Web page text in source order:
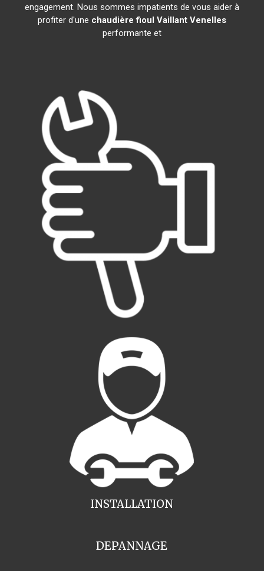
engagement. Nous sommes impatients de vous aider à
profiter d'une chaudière fioul Vaillant Venelles
performante et
INSTALLATION
DEPANNAGE